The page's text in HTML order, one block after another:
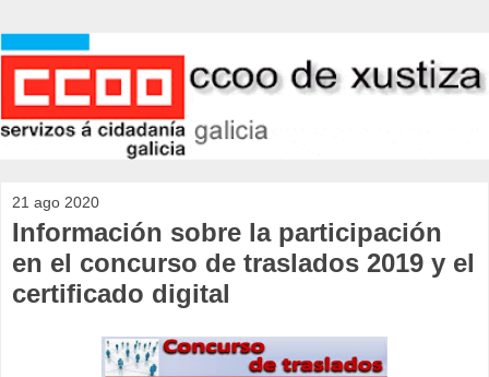
21 ago 2020
Información sobre la participación
en el concurso de traslados 2019 y el
certificado digital